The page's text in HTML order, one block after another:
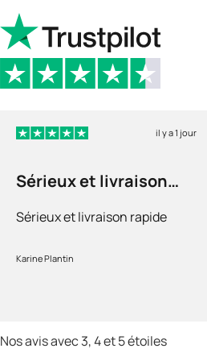
il y a 1 jour
Sérieux et livraison
Sérieux et livraison rapide
Karine Plantin
Nos avis avec 3, 4 et 5 étoiles